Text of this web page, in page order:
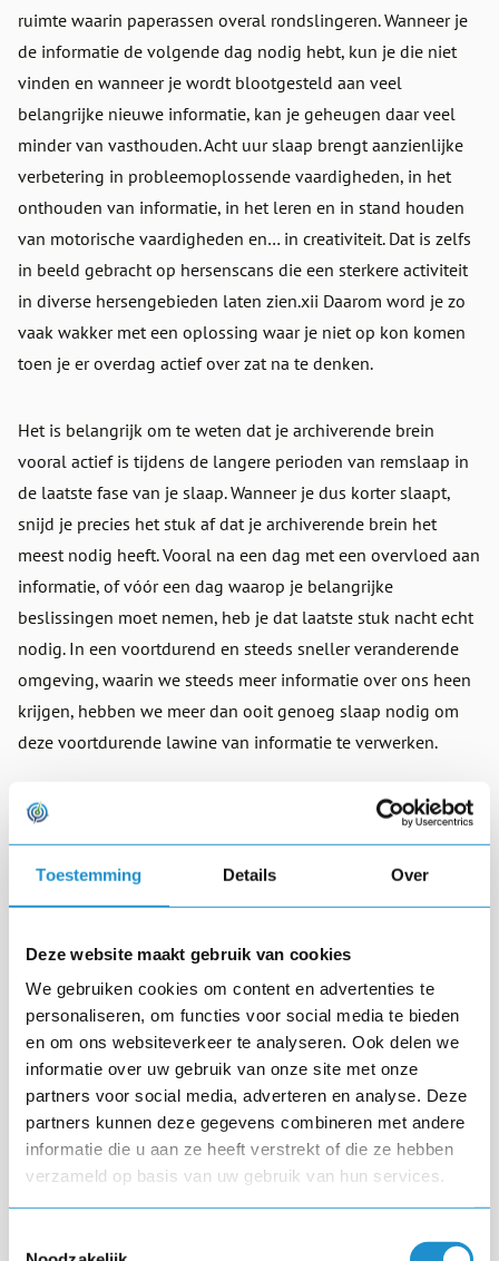
Toestemming Details Over
Deze website maakt gebruik van cookies
We gebruiken cookies om content en advertenties te
personaliseren, om functies voor social media te bieden
en om ons websiteverkeer te analyseren. Ook delen we
informatie over uw gebruik van onze site met onze
partners voor social media, adverteren en analyse. Deze
partners kunnen deze gegevens combineren met andere
informatie die u aan ze heeft verstrekt of die ze hebben
verzameld op basis van uw gebruik van hun services.
ruimte waarin paperassen overal rondslingeren. Wanneer je
de informatie de volgende dag nodig hebt, kun je die niet
vinden en wanneer je wordt blootgesteld aan veel
belangrijke nieuwe informatie, kan je geheugen daar veel
minder van vasthouden. Acht uur slaap brengt aanzienlijke
verbetering in probleemoplossende vaardigheden, in het
onthouden van informatie, in het leren en in stand houden
van motorische vaardigheden en… in creativiteit. Dat is zelfs
in beeld gebracht op hersenscans die een sterkere activiteit
in diverse hersengebieden laten zien.xii Daarom word je zo
vaak wakker met een oplossing waar je niet op kon komen
toen je er overdag actief over zat na te denken.
Het is belangrijk om te weten dat je archiverende brein
vooral actief is tijdens de langere perioden van remslaap in
de laatste fase van je slaap. Wanneer je dus korter slaapt,
snijd je precies het stuk af dat je archiverende brein het
meest nodig heeft. Vooral na een dag met een overvloed aan
informatie, of vóór een dag waarop je belangrijke
beslissingen moet nemen, heb je dat laatste stuk nacht echt
nodig. In een voortdurend en steeds sneller veranderende
omgeving, waarin we steeds meer informatie over ons heen
krijgen, hebben we meer dan ooit genoeg slaap nodig om
deze voortdurende lawine van informatie te verwerken.
De onderzoeksresultaten over het effect van slaapgebrek
zijn – zacht gezegd – alarmerend.Eén enkele nachtmet
onvoldoende slaap heeft al een negatief effect op ons
cognitieve en emotionele functioneren!xiii Zonder
potentieel, bijvoorbeeld concentratie, creativiteit en
beoordelingsvermogen. Een van de meest funeste
gewoontes voor je breinprestaties is het verminderen van je
hoeveelheid slaap of de kwaliteit van je slaap. Een gebrek
aan slaap heeft zeer negatieve psychologische en
fysiologische gevolgen die ik verderop in dit hoofdstuk zal
uitleggen. Wat het moeilijk maakt om met deze gewoonte te
breken, is dat we gewend raken aan een slaaptekort. We
krijgen het gevoel dat we ons aan minder slaap hebben
aangepast, maar wat er werkelijk gebeurt, is dat we domweg